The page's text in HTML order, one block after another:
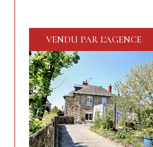
VENDU PAR L'AGENCE